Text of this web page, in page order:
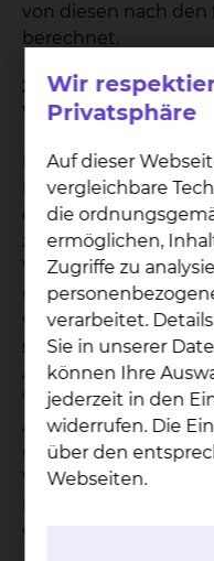
von diesen nach den
berechnet.
2. Was geschieht,
Wahlarzt verhindert
Die
Erbringung einer
einen ständigen
zwischen
Verhinderung des
unvorhersehbaren
wird die
ständigen ärztlichen
Abschluss eines
Aufstellung aller
unseres Klinikums.
Verhinderung des
wahlärztliche
Wir
Privatsphäre
Auf dieser
vergleichbare
die
ermöglichen,
Zugriffe zu
verarbeitet.
Sie in unserer
können Ihre
jederzeit in den
widerrufen. Die
über den
Webseiten.